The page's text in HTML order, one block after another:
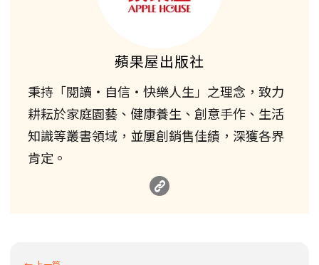
蘋果屋出版社
秉持「閱讀‧自信‧快樂人生」之理念，致力
耕耘於家庭園藝、健康養生、創意手作、生活
知識等叢書領域，並屢創銷售佳績，深獲各界
肯定。